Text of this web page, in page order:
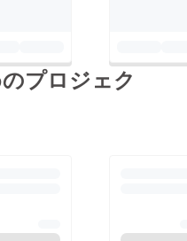
プロジェク